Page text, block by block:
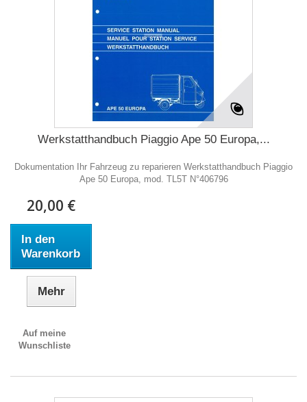
Werkstatthandbuch Piaggio Ape 50 Europa,...
Dokumentation Ihr Fahrzeug zu reparieren Werkstatthandbuch Piaggio
Ape 50 Europa, mod. TL5T N°406796
20,00 €
In den
Warenkorb
Mehr
Auf meine
Wunschliste